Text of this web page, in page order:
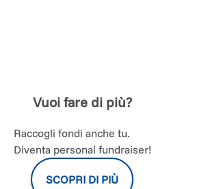
e ripristinare quanto deteriorato, perché
teatrale (seconda Rassegna di musica e
nostro prossimo spettacolo interpretato
i lavori di ripristino, ma purtroppo
Vuoi fare di più?
Raccogli fondi anche tu.
Diventa personal fundraiser!
SCOPRI DI PIÙ